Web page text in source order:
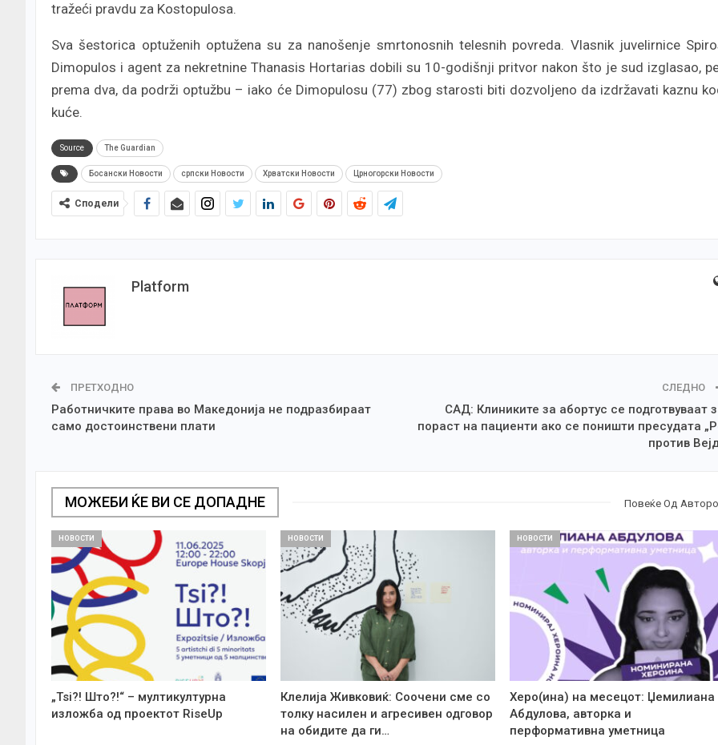
tražeći pravdu za Kostopulosa.
Sva šestorica optuženih optužena su za nanošenje smrtonosnih telesnih povreda. Vlasnik juvelirnice
Dimopulos i agent za nekretnine Thanasis Hortarias dobili su 10-godišnji pritvor nakon što je sud izglasao,
prema dva, da podrži optužbu – iako će Dimopulosu (77) zbog starosti biti dozvoljeno da izdržavati kaznu
kuće.
Source The Guardian
Босански Новости српски Новости Хрватски Новости Црногорски Новости
Сподели
Platform
ПРЕТХОДНО
Работничките права во Македонија не подразбираат
само достоинствени плати
СЛЕДНО
САД: Клиниките за абортус се подготвуваат
пораст на пациенти ако се поништи пресудата
против
МОЖЕБИ ЌЕ ВИ СЕ ДОПАДНЕ Повеќе Од
НОВОСТИ
„Tsi?! Што?!“ – мултикултурна
изложба од проектот RiseUp
НОВОСТИ
Клелија Живковиќ: Соочени сме со
толку насилен и агресивен одговор
на обидите да ги…
НОВОСТИ
Херо(ина) на месецот: Џемилиана
Абдулова, авторка и
перформативна уметница